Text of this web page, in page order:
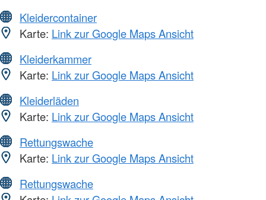
Kleidercontainer
Karte: Link zur Google Maps Ansicht
Kleiderkammer
Karte: Link zur Google Maps Ansicht
Kleiderläden
Karte: Link zur Google Maps Ansicht
Rettungswache
Karte: Link zur Google Maps Ansicht
Rettungswache